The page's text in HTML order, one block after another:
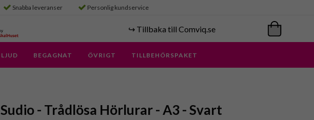
Snabba leveranser Personlig kundservice
↪️ Tillbaka till Comviq.se
LJUD BEGAGNAT ÖVRIGT TILLBEHÖRSPAKET
Sudio - Trådlösa Hörlurar - A3 - Svart